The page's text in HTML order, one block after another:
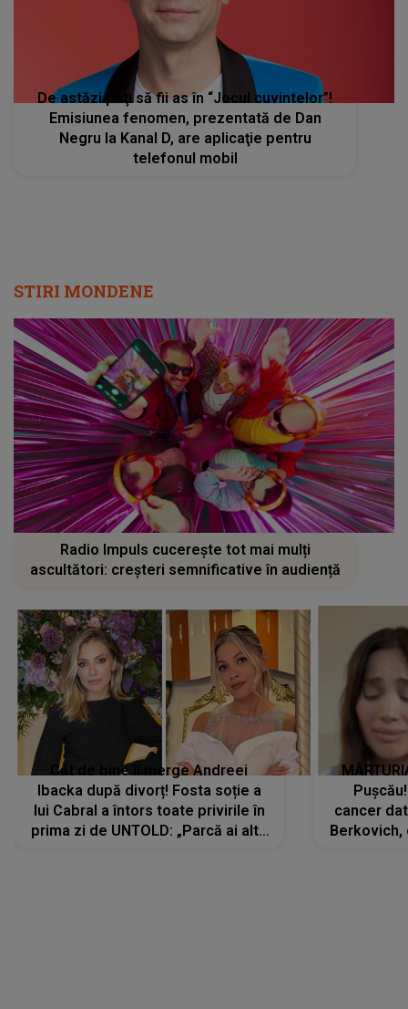
De astăzi poţi să fii as în “Jocul cuvintelor”!
Emisiunea fenomen, prezentată de Dan
Negru la Kanal D, are aplicaţie pentru
telefonul mobil
STIRI MONDENE
Radio Impuls cucerește tot mai mulți
ascultători: creșteri semnificative în audiență
Cât de bine îi merge Andreei
Ibacka după divorț! Fosta soție a
lui Cabral a întors toate privirile în
prima zi de UNTOLD: „Parcă ai altă
cancer